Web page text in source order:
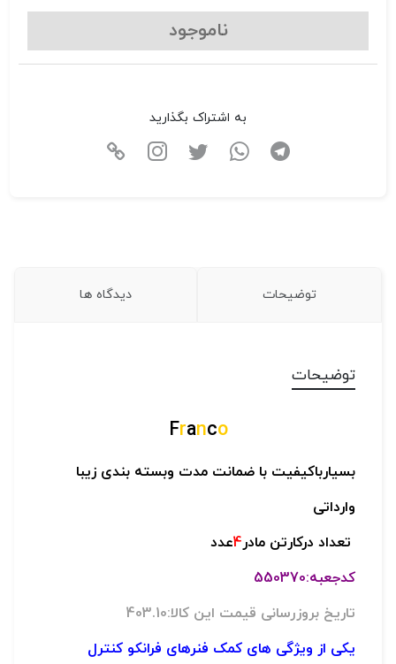
ناموجود
به اشتراک بگذارید
توضیحات دیدگاه ها
توضیحات
Franco
بسیارباکیفیت با ضمانت مدت وبسته بندی زیبا
وارداتی
تعداد درکارتن مادر4عدد
کدجعبه:550370
تاریخ بروزرسانی قیمت این کالا:403.10
یکی از ویژگی های کمک فنرهای فرانکو کنترل